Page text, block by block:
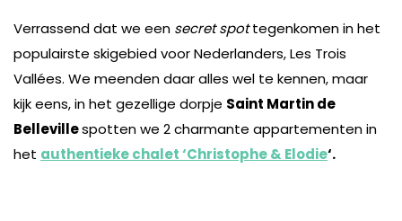
Verrassend dat we een secret spottegenkomen in het
populairste skigebied voor Nederlanders, Les Trois
Vallées. We meenden daar alles wel te kennen, maar
kijk eens, in het gezellige dorpje Saint Martin de
Bellevillespotten we 2 charmante appartementen in
het authentieke chalet ‘Christophe & Elodie‘.